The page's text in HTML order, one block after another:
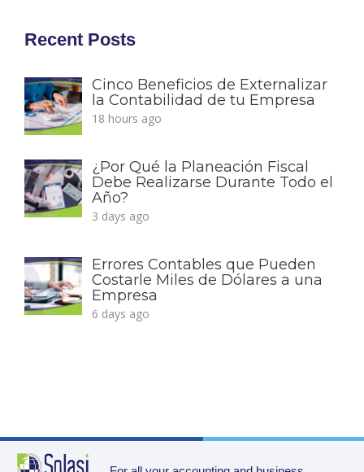
Recent Posts
Cinco Beneficios de Externalizar
la Contabilidad de tu Empresa
18 hours ago
¿Por Qué la Planeación Fiscal
Debe Realizarse Durante Todo el
Año?
3 days ago
Errores Contables que Pueden
Costarle Miles de Dólares a una
Empresa
6 days ago